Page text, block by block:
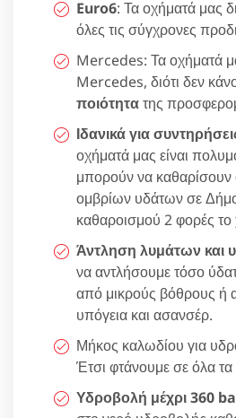
Euro6: Τα οχήματά μας
όλες τις σύγχρονες
Mercedes: Τα οχήματά
Mercedes, διότι δεν
ποιότητατης
Ιδανικά για
οχήματά μας είναι
μπορούν να καθαρίσουν
ομβρίων υδάτων σε
καθαροισμού 2 φορές το
Άντληση λυμάτων και
να αντλήσουμε τόσο
από μικρούς βόθρους ή
υπόγεια και ασανσέρ.
Μήκος καλωδίου για
Έτσι φτάνουμε σε όλα
Υδροβολή μέχρι 360